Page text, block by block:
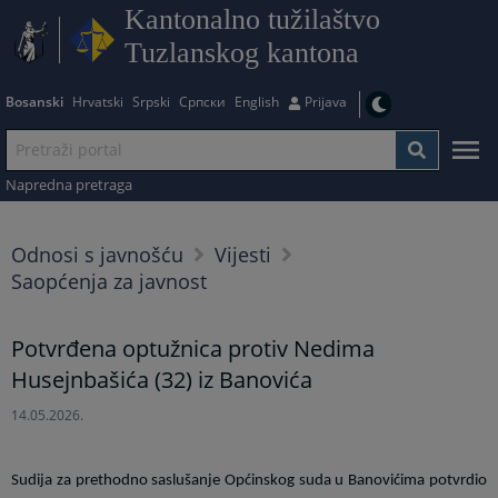
Kantonalno tužilaštvo
Tuzlanskog kantona
Bosanski Hrvatski Srpski Српски English Prijava
Napredna pretraga
Odnosi s javnošću
Vijesti
Saopćenja za javnost
Potvrđena optužnica protiv Nedima
Husejnbašića (32) iz Banovića
14.05.2026.
Sudija za prethodno saslušanje Općinskog suda u Banovićima potvrdio